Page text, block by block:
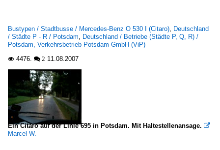
Bustypen / Stadtbusse / Mercedes-Benz O 530 I (Citaro), Deutschland
/ Städte P - R / Potsdam, Deutschland / Betriebe (Städte P, Q, R) /
Potsdam, Verkehrsbetrieb Potsdam GmbH (ViP)
 4476.  2 11.08.2007
Ein Citaro auf der Linie 695 in Potsdam. Mit Haltestellenansage. 
Marcel W.